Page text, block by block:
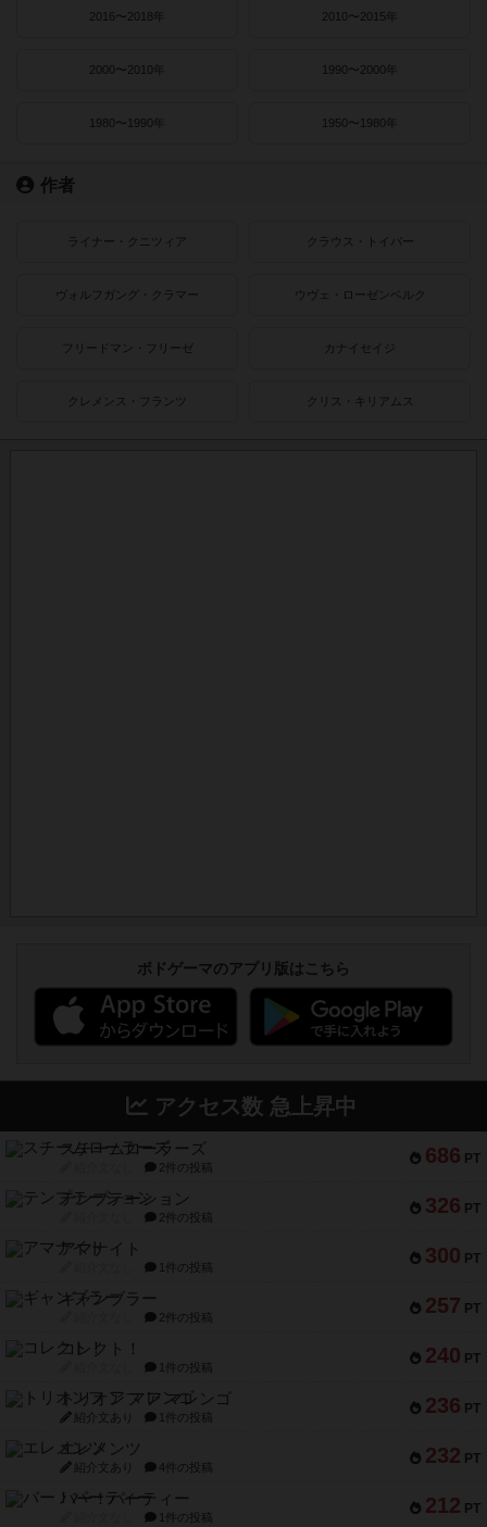
2016〜2018年 2010〜2015年
2000〜2010年 1990〜2000年
1980〜1990年 1950〜1980年
作者
ライナー・クニツィア クラウス・トイバー
ヴォルフガング・クラマー ウヴェ・ローゼンベルク
フリードマン・フリーゼ カナイセイジ
クレメンス・フランツ クリス・キリアムス
ボドゲーマのアプリ版はこちら
アクセス数 急上昇中
686 PT
スチームローラーズ
2件の投稿
326 PT
テンプテーション
2件の投稿
300 PT
アマナイト
1件の投稿
257 PT
ギャンブラー
2件の投稿
240 PT
コレクト！
1件の投稿
236 PT
トリオンフ ア マレンゴ
紹介文あり 1件の投稿
232 PT
エレメンツ
紹介文あり 4件の投稿
212 PT
バー！パーティー
1件の投稿